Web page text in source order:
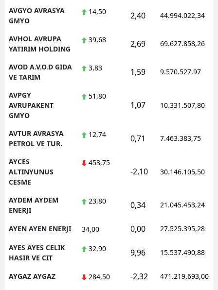
AVGYO AVRASYA
GMYO
14,50 2,40 44.994.022,34
AVHOL AVRUPA
YATIRIM HOLDING
39,68 2,69 69.627.858,26
AVOD A.V.O.D GIDA
VE TARIM
3,83 1,59 9.570.527,97
AVPGY
AVRUPAKENT
GMYO
51,80
1,07 10.331.507,80
AVTUR AVRASYA
PETROL VE TUR.
12,74 0,71 7.463.383,75
AYCES
ALTINYUNUS
CESME
453,75
-2,10 30.146.105,50
AYDEM AYDEM
ENERJI
23,80 0,34 21.045.453,24
AYEN AYEN ENERJI 34,00 0,00 27.525.395,28
AYES AYES CELIK
HASIR VE CIT
32,90 9,96 15.537.490,88
AYGAZ AYGAZ 284,50 -2,32 471.219.693,00